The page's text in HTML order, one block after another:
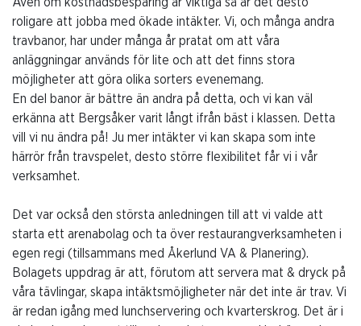
roligare att jobba med ökade intäkter. Vi, och många andra
travbanor, har under många år pratat om att våra
anläggningar används för lite och att det finns stora
möjligheter att göra olika sorters evenemang.
En del banor är bättre än andra på detta, och vi kan väl
erkänna att Bergsåker varit långt ifrån bäst i klassen. Detta
vill vi nu ändra på! Ju mer intäkter vi kan skapa som inte
härrör från travspelet, desto större flexibilitet får vi i vår
verksamhet.
Det var också den största anledningen till att vi valde att
starta ett arenabolag och ta över restaurangverksamheten i
egen regi (tillsammans med Åkerlund VA & Planering).
Bolagets uppdrag är att, förutom att servera mat & dryck på
våra tävlingar, skapa intäktsmöjligheter när det inte är trav. Vi
är redan igång med lunchservering och kvarterskrog. Det är i